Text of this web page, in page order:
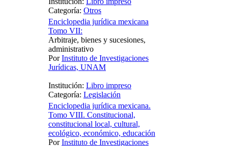
Categoría: Otros
Enciclopedia jurídica mexicana
Tomo VII:
Arbitraje, bienes y sucesiones,
administrativo
PorInstituto de Investigaciones
Jurídicas, UNAM
Institución: Libro impreso
Categoría: Legislación
Enciclopedia jurídica mexicana.
Tomo VIII. Constitucional,
constitucional local, cultural,
ecológico, económico, educación
PorInstituto de Investigaciones